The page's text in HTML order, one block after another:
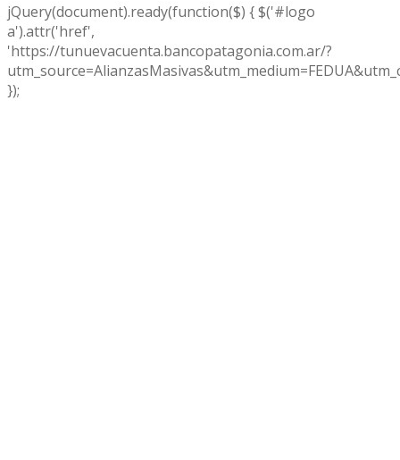
jQuery(document).ready(function($) { $('#logo
a').attr('href',
'https://tunuevacuenta.bancopatagonia.com.ar/?
});